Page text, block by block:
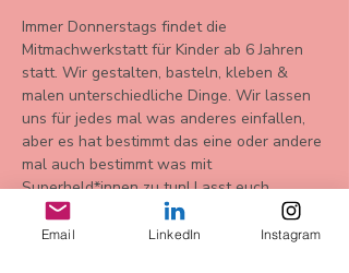
Immer Donnerstags findet die
Mitmachwerkstatt für Kinder ab 6 Jahren
statt. Wir gestalten, basteln, kleben &
malen unterschiedliche Dinge. Wir lassen
uns für jedes mal was anderes einfallen,
aber es hat bestimmt das eine oder andere
mal auch bestimmt was mit
Superheld*innen zu tun! Lasst euch
überraschen.
Email LinkedIn Instagram